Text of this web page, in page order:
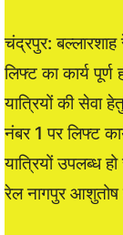
चंद्रपुर:
लिफ्ट का कार्य
यात्रियों की सेवा
नंबर 1 पर लिफ्ट
यात्रियों उपलब्ध
रेल नागपुर आशुतोष